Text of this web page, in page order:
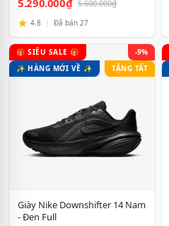
5.290.000₫ 5.600.000₫
4.8 | Đã bán 27
🎁 SIÊU SALE 🎁
✨ HÀNG MỚI VỀ ✨
-9%
TẶNG TẤT
Giày Nike Downshifter 14 Nam
- Đen Full